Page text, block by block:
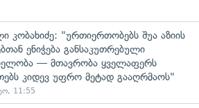
კობახიძე: "ურთიერთობებს შუა აზიის
ენიჭება განსაკუთრებული
— მთავრობა ყველაფერს
კიდევ უფრო მეტად გააღრმაოს"
11:55